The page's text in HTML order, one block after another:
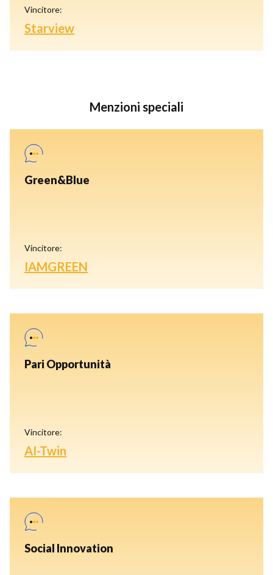
Vincitore:
Starview
Menzioni speciali
Green&Blue
Vincitore:
IAMGREEN
Pari Opportunità
Vincitore:
AI-Twin
Social Innovation